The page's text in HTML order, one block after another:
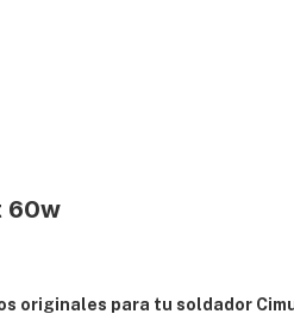
60w
originales para tu soldador